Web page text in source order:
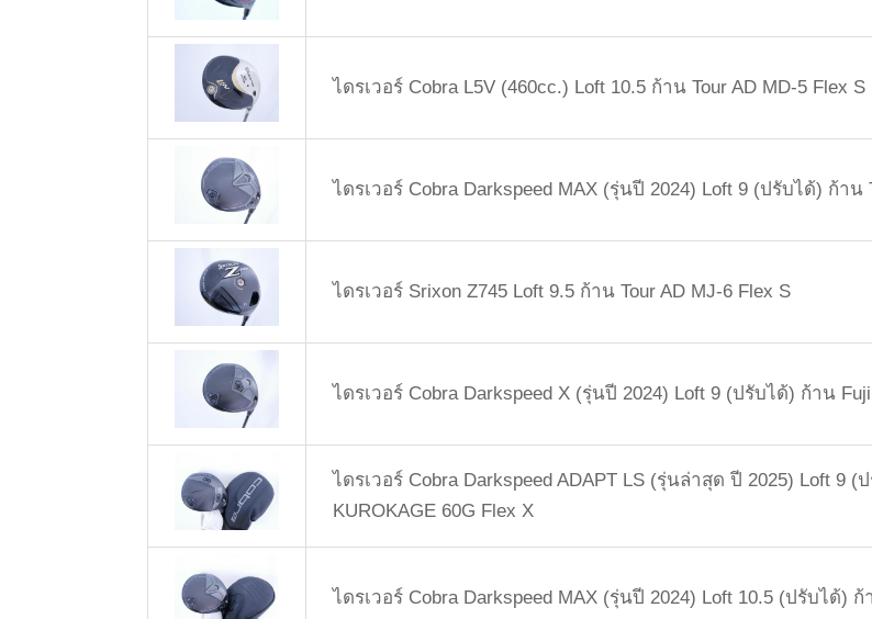
ไดรเวอร์ Cobra L5V (460cc.) Loft 10.5 ก้าน Tour AD MD-5 Flex S
ไดรเวอร์ Cobra Darkspeed MAX (รุ่นปี 2024) Loft 9 (ปรับได้) ก้าน
ไดรเวอร์ Srixon Z745 Loft 9.5 ก้าน Tour AD MJ-6 Flex S
ไดรเวอร์ Cobra Darkspeed X (รุ่นปี 2024) Loft 9 (ปรับได้) ก้าน
ไดรเวอร์ Cobra Darkspeed ADAPT LS (รุ่นล่าสุด ปี 2025) Loft 9 (
KUROKAGE 60G Flex X
ไดรเวอร์ Cobra Darkspeed MAX (รุ่นปี 2024) Loft 10.5 (ปรับได้)